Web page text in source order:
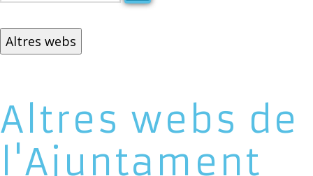
Altres webs
Altres webs de
l'Ajuntament